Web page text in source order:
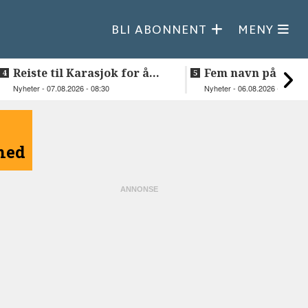
BLI ABONNENT MENY
Reiste til Karasjok for å
vie Ellen og Johan Anders
Nyheter - 07.08.2026 - 08:30
Fem navn på
til toppjobben i
Nyheter - 06.08.2026 - 15:03